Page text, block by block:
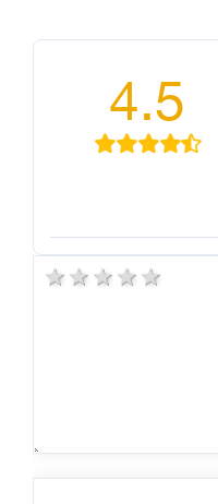
4.5
5 stars 4 stars 3 stars 2 stars 1 star